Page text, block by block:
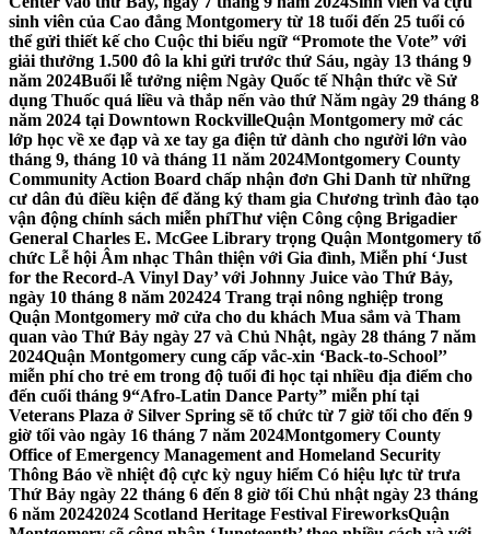
sinh viên của Cao đẳng Montgomery từ 18 tuổi đến 25 tuổi có
thể gửi thiết kế cho Cuộc thi biểu ngữ “Promote the Vote” với
giải thưởng 1.500 đô la khi gửi trước thứ Sáu, ngày 13 tháng 9
năm 2024Buổi lễ tưởng niệm Ngày Quốc tế Nhận thức về Sử
dụng Thuốc quá liều và thắp nến vào thứ Năm ngày 29 tháng 8
năm 2024 tại Downtown RockvilleQuận Montgomery mở các
lớp học về xe đạp và xe tay ga điện tử dành cho người lớn vào
tháng 9, tháng 10 và tháng 11 năm 2024Montgomery County
Community Action Board chấp nhận đơn Ghi Danh từ những
cư dân đủ điều kiện để đăng ký tham gia Chương trình đào tạo
vận động chính sách miễn phíThư viện Công cộng Brigadier
General Charles E. McGee Library trọng Quận Montgomery tổ
chức Lễ hội Âm nhạc Thân thiện với Gia đình, Miễn phí ‘Just
for the Record-A Vinyl Day’ với Johnny Juice vào Thứ Bảy,
ngày 10 tháng 8 năm 202424 Trang trại nông nghiệp trong
Quận Montgomery mở cửa cho du khách Mua sắm và Tham
quan vào Thứ Bảy ngày 27 và Chủ Nhật, ngày 28 tháng 7 năm
2024Quận Montgomery cung cấp vắc-xin ‘Back-to-School’’
miễn phí cho trẻ em trong độ tuổi đi học tại nhiều địa điểm cho
đến cuối tháng 9“Afro-Latin Dance Party” miễn phí tại
Veterans Plaza ở Silver Spring sẽ tổ chức từ 7 giờ tối cho đến 9
giờ tối vào ngày 16 tháng 7 năm 2024Montgomery County
Office of Emergency Management and Homeland Security
Thông Báo về nhiệt độ cực kỳ nguy hiểm Có hiệu lực từ trưa
Thứ Bảy ngày 22 tháng 6 đến 8 giờ tối Chủ nhật ngày 23 tháng
6 năm 20242024 Scotland Heritage Festival FireworksQuận